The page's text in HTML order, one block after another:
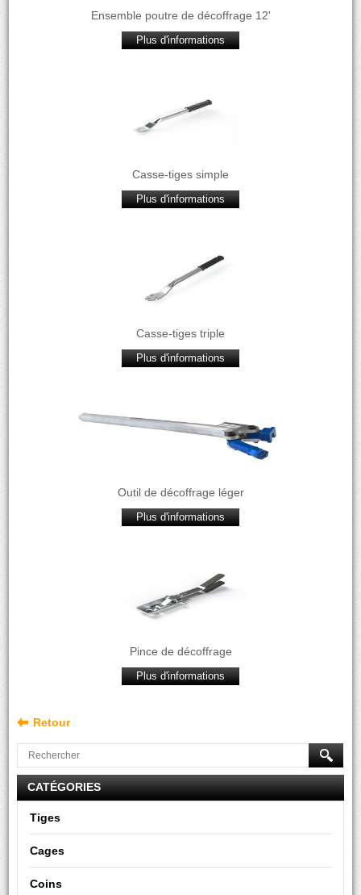
Ensemble poutre de décoffrage 12'
Plus d'informations
Casse-tiges simple
Plus d'informations
Casse-tiges triple
Plus d'informations
Outil de décoffrage léger
Plus d'informations
Pince de décoffrage
Plus d'informations
Retour
CATÉGORIES
Tiges
Cages
Coins